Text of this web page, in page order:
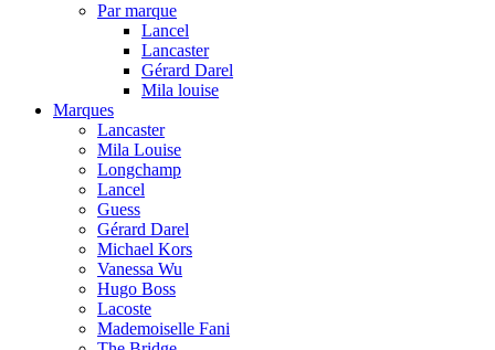
Par marque
Lancel
Lancaster
Gérard Darel
Mila louise
Marques
Lancaster
Mila Louise
Longchamp
Lancel
Guess
Gérard Darel
Michael Kors
Vanessa Wu
Hugo Boss
Lacoste
Mademoiselle Fani